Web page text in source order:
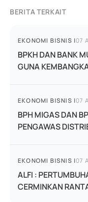
BERITA TERKAIT
EKONOMI BISNIS |07
BPKH DAN BANK
GUNA
EKONOMI BISNIS |07
BPH MIGAS DAN
PENGAWAS
EKONOMI BISNIS |07
ALFI :
CERMINKAN